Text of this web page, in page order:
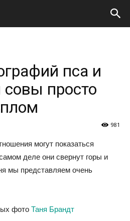
пса и
совы просто
981
могут показаться
деле они свернут горы и
мы представляем очень
фото Таня Брандт